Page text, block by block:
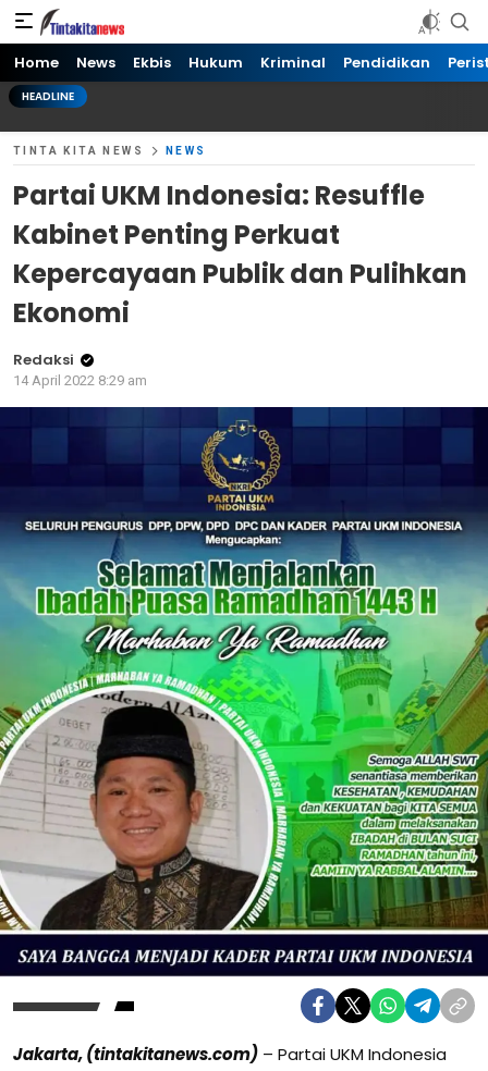
Tinta kita News
Informasi Terkini
Home News Ekbis Hukum Kriminal Pendidikan
HEADLINE
TINTA KITA NEWS NEWS
Partai UKM Indonesia: Resuffle
Kabinet Penting Perkuat
Kepercayaan Publik dan Pulihkan
Ekonomi
Redaksi
14 April 2022 8:29 am
Jakarta, (tintakitanews.com) – Partai UKM Indonesia